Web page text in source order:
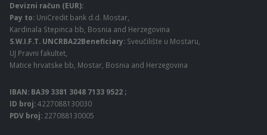
Devizni račun (EUR):
Pay to: UniCredit bank d.d. Mostar,
Kardinala Stepinca bb, Bosnia and Herzegovina
S.W.I.F.T. UNCRBA22Beneficiary: Sveučilište u Mostaru,
UJ Pravni fakultet,
Matice hrvatske bb, Mostar, Bosnia and Herzegovina
IBAN: BA39 3381 3048 7133 9522 ;
ID broj:4227088130030
PDV broj: 227088130005